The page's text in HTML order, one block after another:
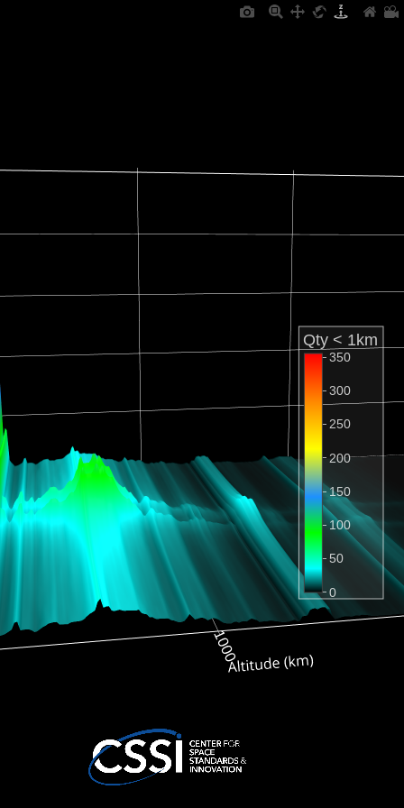
0
50
100
150
200
250
300
350
Qty < 1km